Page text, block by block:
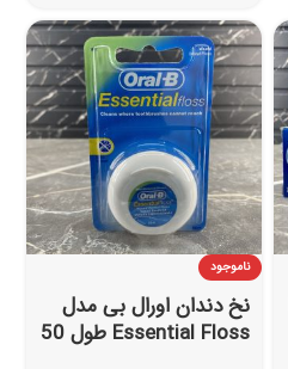
ناموجود
نخ دندان اورال بی مدل
Essential Floss طول 50